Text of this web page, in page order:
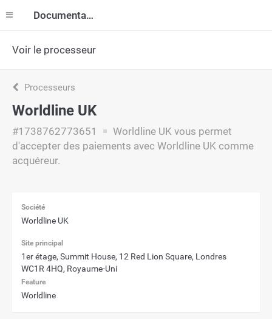
Documentation
Voir le processeur
Processeurs
Worldline UK
#1738762773651
Worldline UK vous permet
d'accepter des paiements avec Worldline UK comme
acquéreur.
Société
Worldline UK
Site principal
1er étage, Summit House, 12 Red Lion Square, Londres
WC1R 4HQ, Royaume-Uni
Feature
Worldline